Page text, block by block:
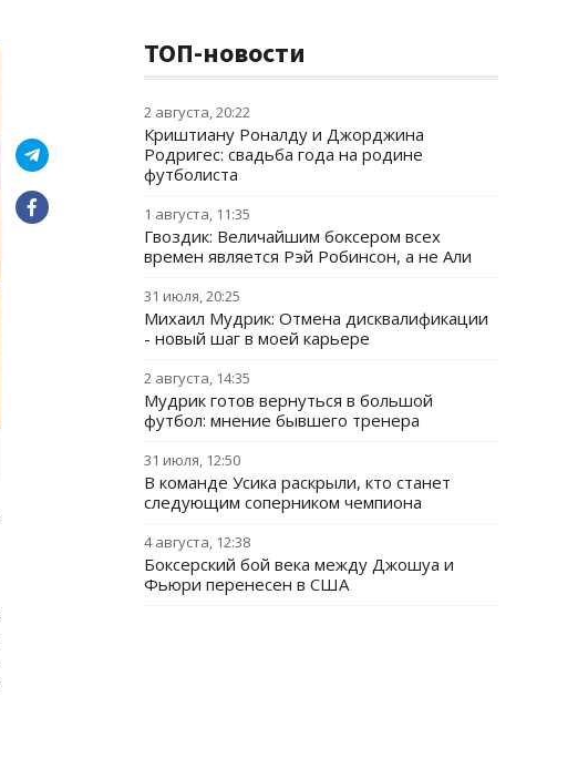
ТОП-новости
2 августа, 20:22
Криштиану Роналду и Джорджина
Родригес: свадьба года на родине
футболиста
1 августа, 11:35
Гвоздик: Величайшим боксером всех
времен является Рэй Робинсон, а не Али
31 июля, 20:25
Михаил Мудрик: Отмена дисквалификации
- новый шаг в моей карьере
2 августа, 14:35
Мудрик готов вернуться в большой
футбол: мнение бывшего тренера
31 июля, 12:50
В команде Усика раскрыли, кто станет
следующим соперником чемпиона
4 августа, 12:38
Боксерский бой века между Джошуа и
Фьюри перенесен в США